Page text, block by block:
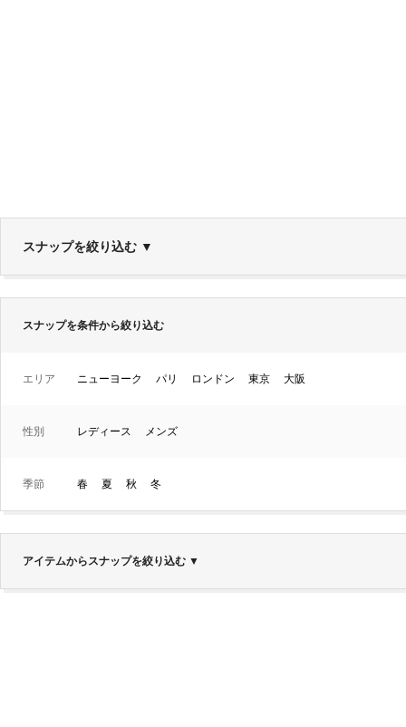
スナップを絞り込む ▼
スナップを条件から絞り込む
エリア ニューヨーク パリ ロンドン 東京 大阪
性別 レディース メンズ
季節 春 夏 秋 冬
アイテムからスナップを絞り込む ▼